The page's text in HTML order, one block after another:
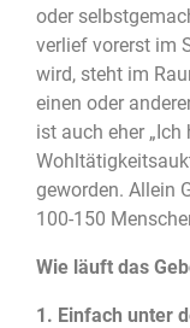
oder
verlief vorerst im
wird, steht im
einen oder
ist auch eher „Ich
geworden. Allein
100-150
Wie läuft das
1. Einfach unter